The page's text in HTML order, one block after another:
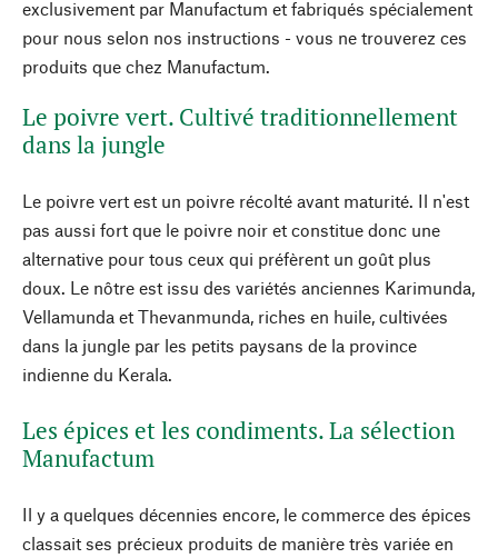
exclusivement par Manufactum et fabriqués spécialement
pour nous selon nos instructions - vous ne trouverez ces
produits que chez Manufactum.
Le poivre vert. Cultivé traditionnellement
dans la jungle
Le poivre vert est un poivre récolté avant maturité. Il n'est
pas aussi fort que le poivre noir et constitue donc une
alternative pour tous ceux qui préfèrent un goût plus
doux. Le nôtre est issu des variétés anciennes Karimunda,
Vellamunda et Thevanmunda, riches en huile, cultivées
dans la jungle par les petits paysans de la province
indienne du Kerala.
Les épices et les condiments. La sélection
Manufactum
Il y a quelques décennies encore, le commerce des épices
classait ses précieux produits de manière très variée en